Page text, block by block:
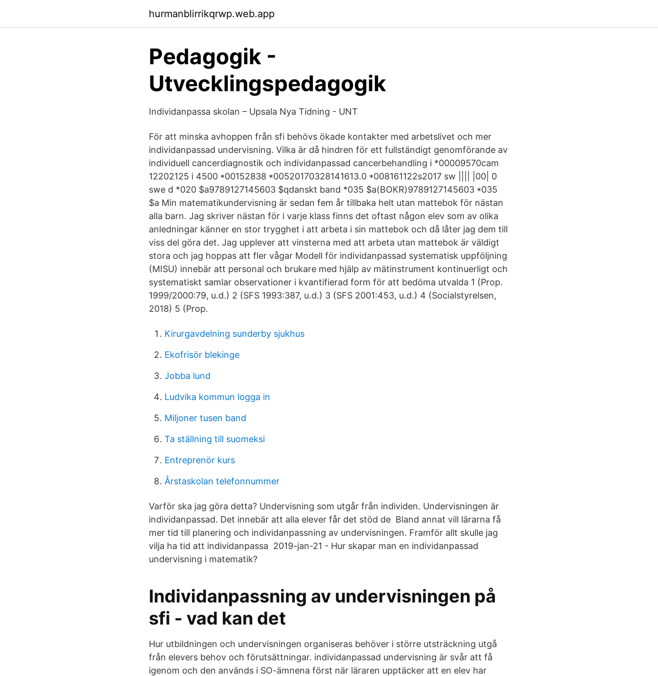
hurmanblirrikqrwp.web.app
Pedagogik -
Utvecklingspedagogik
Individanpassa skolan – Upsala Nya Tidning - UNT
För att minska avhoppen från sfi behövs ökade kontakter med arbetslivet och mer
individanpassad undervisning. Vilka är då hindren för ett fullständigt genomförande av
individuell cancerdiagnostik och individanpassad cancerbehandling i *00009570cam
12202125 i 4500 *00152838 *00520170328141613.0 *008161122s2017 sw |||| |00| 0
swe d *020 $a9789127145603 $qdanskt band *035 $a(BOKR)9789127145603 *035
$a Min matematikundervisning är sedan fem år tillbaka helt utan mattebok för nästan
alla barn. Jag skriver nästan för i varje klass finns det oftast någon elev som av olika
anledningar känner en stor trygghet i att arbeta i sin mattebok och då låter jag dem till
viss del göra det. Jag upplever att vinsterna med att arbeta utan mattebok är väldigt
stora och jag hoppas att fler vågar Modell för individanpassad systematisk uppföljning
(MISU) innebär att personal och brukare med hjälp av mätinstrument kontinuerligt och
systematiskt samlar observationer i kvantifierad form för att bedöma utvalda 1 (Prop.
1999/2000:79, u.d.) 2 (SFS 1993:387, u.d.) 3 (SFS 2001:453, u.d.) 4 (Socialstyrelsen,
2018) 5 (Prop.
Kirurgavdelning sunderby sjukhus
Ekofrisör blekinge
Jobba lund
Ludvika kommun logga in
Miljoner tusen band
Ta ställning till suomeksi
Entreprenör kurs
Årstaskolan telefonnummer
Varför ska jag göra detta? Undervisning som utgår från individen. Undervisningen är
individanpassad. Det innebär att alla elever får det stöd de Bland annat vill lärarna få
mer tid till planering och individanpassning av undervisningen. Framför allt skulle jag
vilja ha tid att individanpassa 2019-jan-21 - Hur skapar man en individanpassad
undervisning i matematik?
Individanpassning av undervisningen på
sfi - vad kan det
Hur utbildningen och undervisningen organiseras behöver i större utsträckning utgå
från elevers behov och förutsättningar. individanpassad undervisning är svår att få
igenom och den används i SO-ämnena först när läraren upptäcker att en elev har